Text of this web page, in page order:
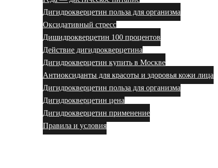
Дигидрокверцетин польза для организма
Оксидативный стресс
Дишидрокверцетин 100 процентов
Действие дигидрокверцетина
Дигидрокверцетин купить в Москве
Антиоксиданты для красоты и здоровья кожи лица
Дигидрокверцетин польза для организма
Дигидрокверцетин цена
Дигидрокверцетин применение
Правила и условия